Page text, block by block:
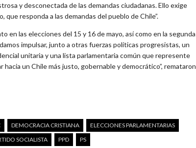
y desconectada de las demandas ciudadanas. Ello exige
responda a las demandas del pueblo de Chile”.
en las elecciones del 15 y 16 de mayo, así como en la segunda
impulsar, junto a otras fuerzas políticas progresistas, un
unitaria y una lista parlamentaria común que represente
un Chile más justo, gobernable y democrático”, remataron
DEMOCRACIA CRISTIANA
ELECCIONES PARLAMENTARIAS
SOCIALISTA PPD PS